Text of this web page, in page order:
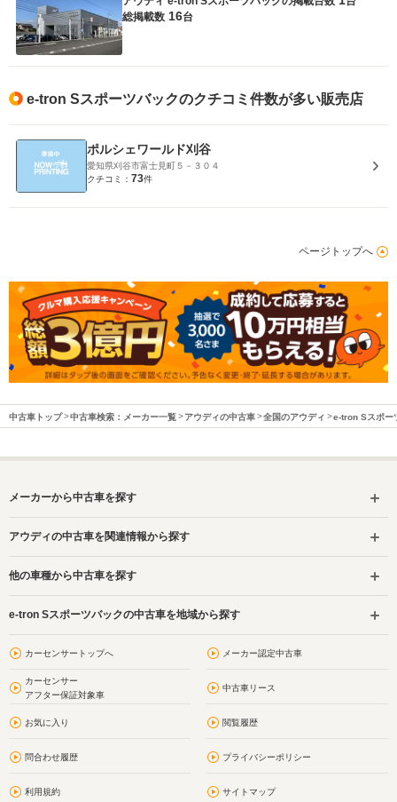
総掲載数 16台
e-tron Sスポーツバックのクチコミ件数が多い販売店
ポルシェワールド刈谷
愛知県刈谷市富士見町５－３０４
クチコミ： 73件
ページトップへ
中古車トップ 中古車検索：メーカー一覧 アウディの中古車 全国のアウディ e-tron Sスポー
メーカーから中古車を探す
アウディの中古車を関連情報から探す
他の車種から中古車を探す
e-tron Sスポーツバックの中古車を地域から探す
カーセンサートップへ メーカー認定中古車
カーセンサー
アフター保証対象車
中古車リース
お気に入り 閲覧履歴
問合わせ履歴 プライバシーポリシー
利用規約 サイトマップ